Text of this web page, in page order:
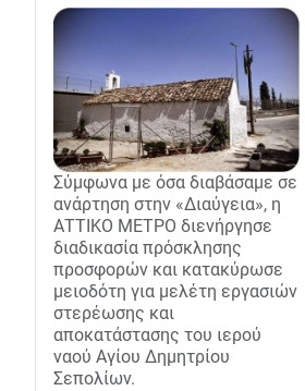
Σύμφωνα με όσα διαβάσαμε σε
ανάρτηση στην «Διαύγεια», η
ΑΤΤΙΚΟ ΜΕΤΡΟ διενήργησε
διαδικασία πρόσκλησης
προσφορών και κατακύρωσε
μειοδότη για μελέτη εργασιών
στερέωσης και
αποκατάστασης του ιερού
ναού Αγίου Δημητρίου
Σεπολίων.